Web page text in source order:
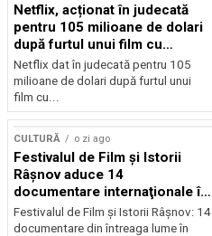
Netflix, acționat în judecată
pentru 105 milioane de dolari
după furtul unui film cu
Nicolas Cage
Netflix dat în judecată pentru 105
milioane de dolari după furtul unui
film cu...
CULTURĂ o zi ago
Festivalul de Film şi Istorii
Râşnov aduce 14
documentare internaţionale în
premieră
Festivalul de Film şi Istorii Râşnov: 14
documentare din întreaga lume în